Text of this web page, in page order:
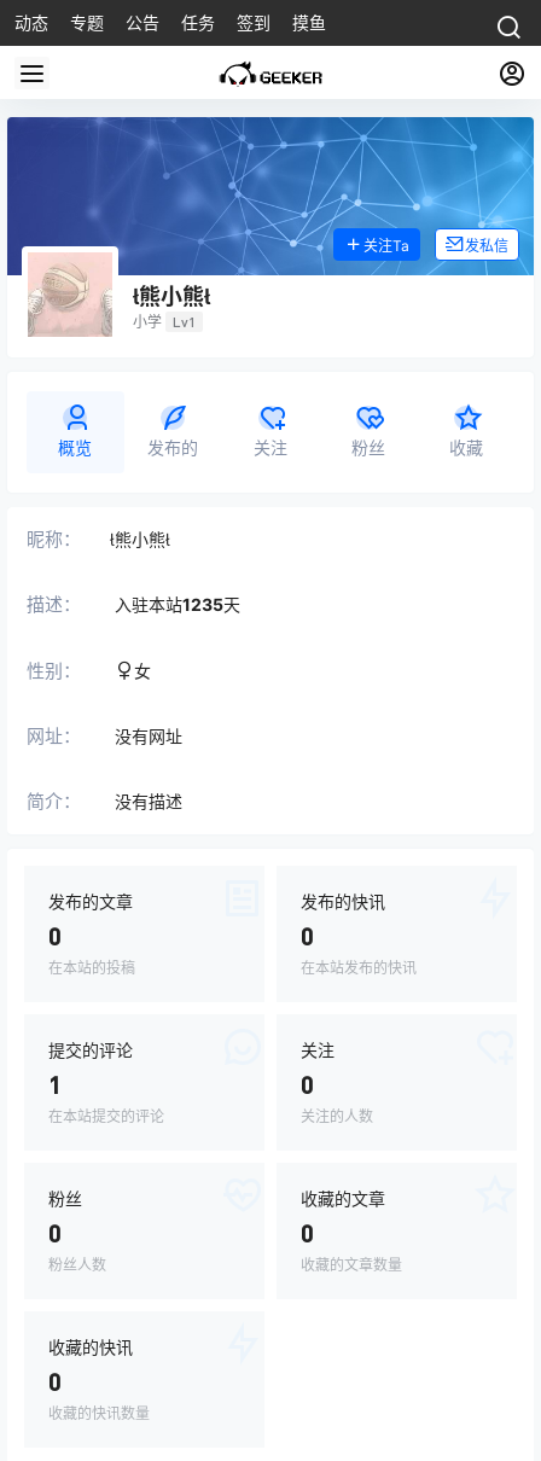
动态 专题 公告 任务 签到 摸鱼
熊小熊
小学 Lv1
关注Ta 发私信
概览 发布的 关注 粉丝 收藏
昵称： 熊小熊
描述： 入驻本站1235天
性别： 女
网址： 没有网址
简介： 没有描述
发布的文章
0
在本站的投稿
发布的快讯
0
在本站发布的快讯
提交的评论
1
在本站提交的评论
关注
0
关注的人数
粉丝
0
粉丝人数
收藏的文章
0
收藏的文章数量
收藏的快讯
0
收藏的快讯数量